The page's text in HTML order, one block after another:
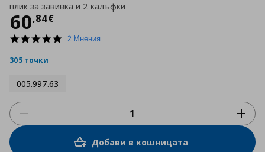
плик за завивка и 2 калъфки
60,84€
Цена
5.0
2 Мнения
305 точки
005.997.63
Добави в кошницата